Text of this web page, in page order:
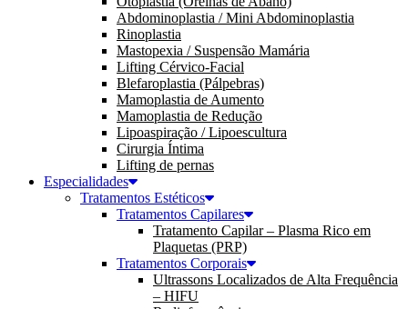
Abdominoplastia / Mini Abdominoplastia
Rinoplastia
Mastopexia / Suspensão Mamária
Lifting Cérvico-Facial
Blefaroplastia (Pálpebras)
Mamoplastia de Aumento
Mamoplastia de Redução
Lipoaspiração / Lipoescultura
Cirurgia Íntima
Lifting de pernas
Especialidades
Tratamentos Estéticos
Tratamentos Capilares
Tratamento Capilar – Plasma Rico em
Plaquetas (PRP)
Tratamentos Corporais
Ultrassons Localizados de Alta Frequência
– HIFU